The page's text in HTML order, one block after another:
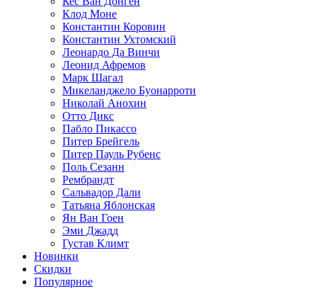
Клод Моне
Константин Коровин
Константин Ухтомский
Леонардо Да Винчи
Леонид Афремов
Марк Шагал
Микеланджело Буонарроти
Николай Анохин
Отто Дикс
Пабло Пикассо
Питер Брейгель
Питер Пауль Рубенс
Поль Сезанн
Рембрандт
Сальвадор Дали
Татьяна Яблонская
Ян Ван Гоен
Эми Джадд
Густав Климт
Новинки
Скидки
Популярное